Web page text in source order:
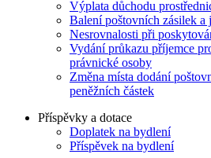
Výplata důchodu
Balení poštovních zásilek a
Nesrovnalosti při
Vydání průkazu příjemce
právnické osoby
Změna místa dodání
peněžních částek
Příspěvky a dotace
Doplatek na bydlení
Příspěvek na bydlení